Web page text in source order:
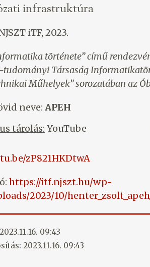
infrastruktúra
iTF, 2023.
története” című
tudományi Társaság
Műhelyek” sorozatában az
neve: APEH
tárolás: YouTube
zP821HKDtwA
https://itf.njszt.hu/wp-
2023/10/
09:43
2023.11.16. 09:43